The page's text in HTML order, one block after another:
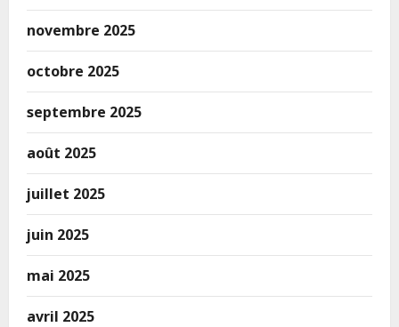
novembre 2025
octobre 2025
septembre 2025
août 2025
juillet 2025
juin 2025
mai 2025
avril 2025